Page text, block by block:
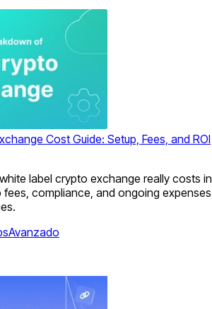
Cost Guide: Setup, Fees, and ROI
label crypto exchange really costs in
fees, compliance, and ongoing expenses
Avanzado